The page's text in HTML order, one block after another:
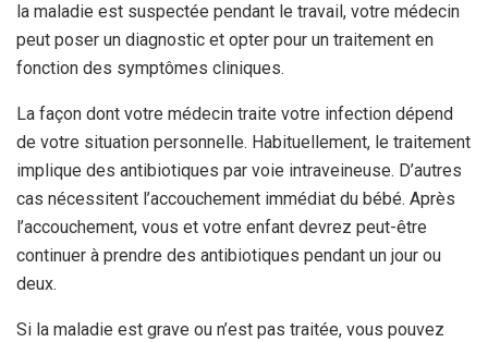
la maladie est suspectée pendant le travail, votre médecin
peut poser un diagnostic et opter pour un traitement en
fonction des symptômes cliniques.
La façon dont votre médecin traite votre infection dépend
de votre situation personnelle. Habituellement, le traitement
implique des antibiotiques par voie intraveineuse. D’autres
cas nécessitent l’accouchement immédiat du bébé. Après
l’accouchement, vous et votre enfant devrez peut-être
continuer à prendre des antibiotiques pendant un jour ou
deux.
Si la maladie est grave ou n’est pas traitée, vous pouvez